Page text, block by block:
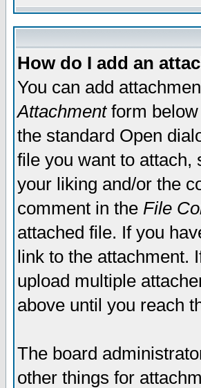
How do I add an
You can add
Attachmentform below
the standard Open
file you want to attach,
your liking and/or the
comment in the File
attached file. If you
link to the attachment.
upload multiple
above until you reach
The board
other things for